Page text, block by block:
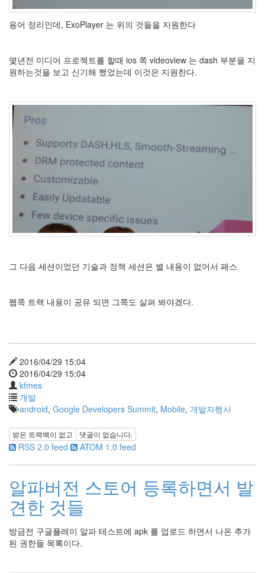
용어 정리인데, ExoPlayer 는 위의 것들을 지원한다
몇년전 미디어 프로젝트를 할때 ios 쪽 videoview 는 dash 부분을 지
원하는것을 보고 신기해 했었는데 이것은 지원한다.
그 다음 세션이었던 기술과 정책 세션은 별 내용이 없어서 패스
웹쪽 트랙 내용이 공유 되면 그쪽도 살펴 봐야겠다.
2016/04/29 15:04
2016/04/29 15:04
kfmes
개발
android, Google Developers Summit, Mobile, 개발자행사
받은 트랙백이 없고 댓글이 없습니다.
RSS 2.0 feed ATOM 1.0 feed
알파버전 스토어 등록하면서 발
견한 것들
방금전 구글플레이 알파 테스트에 apk 를 업로드 하면서 나온 추가
된 권한들 목록이다.